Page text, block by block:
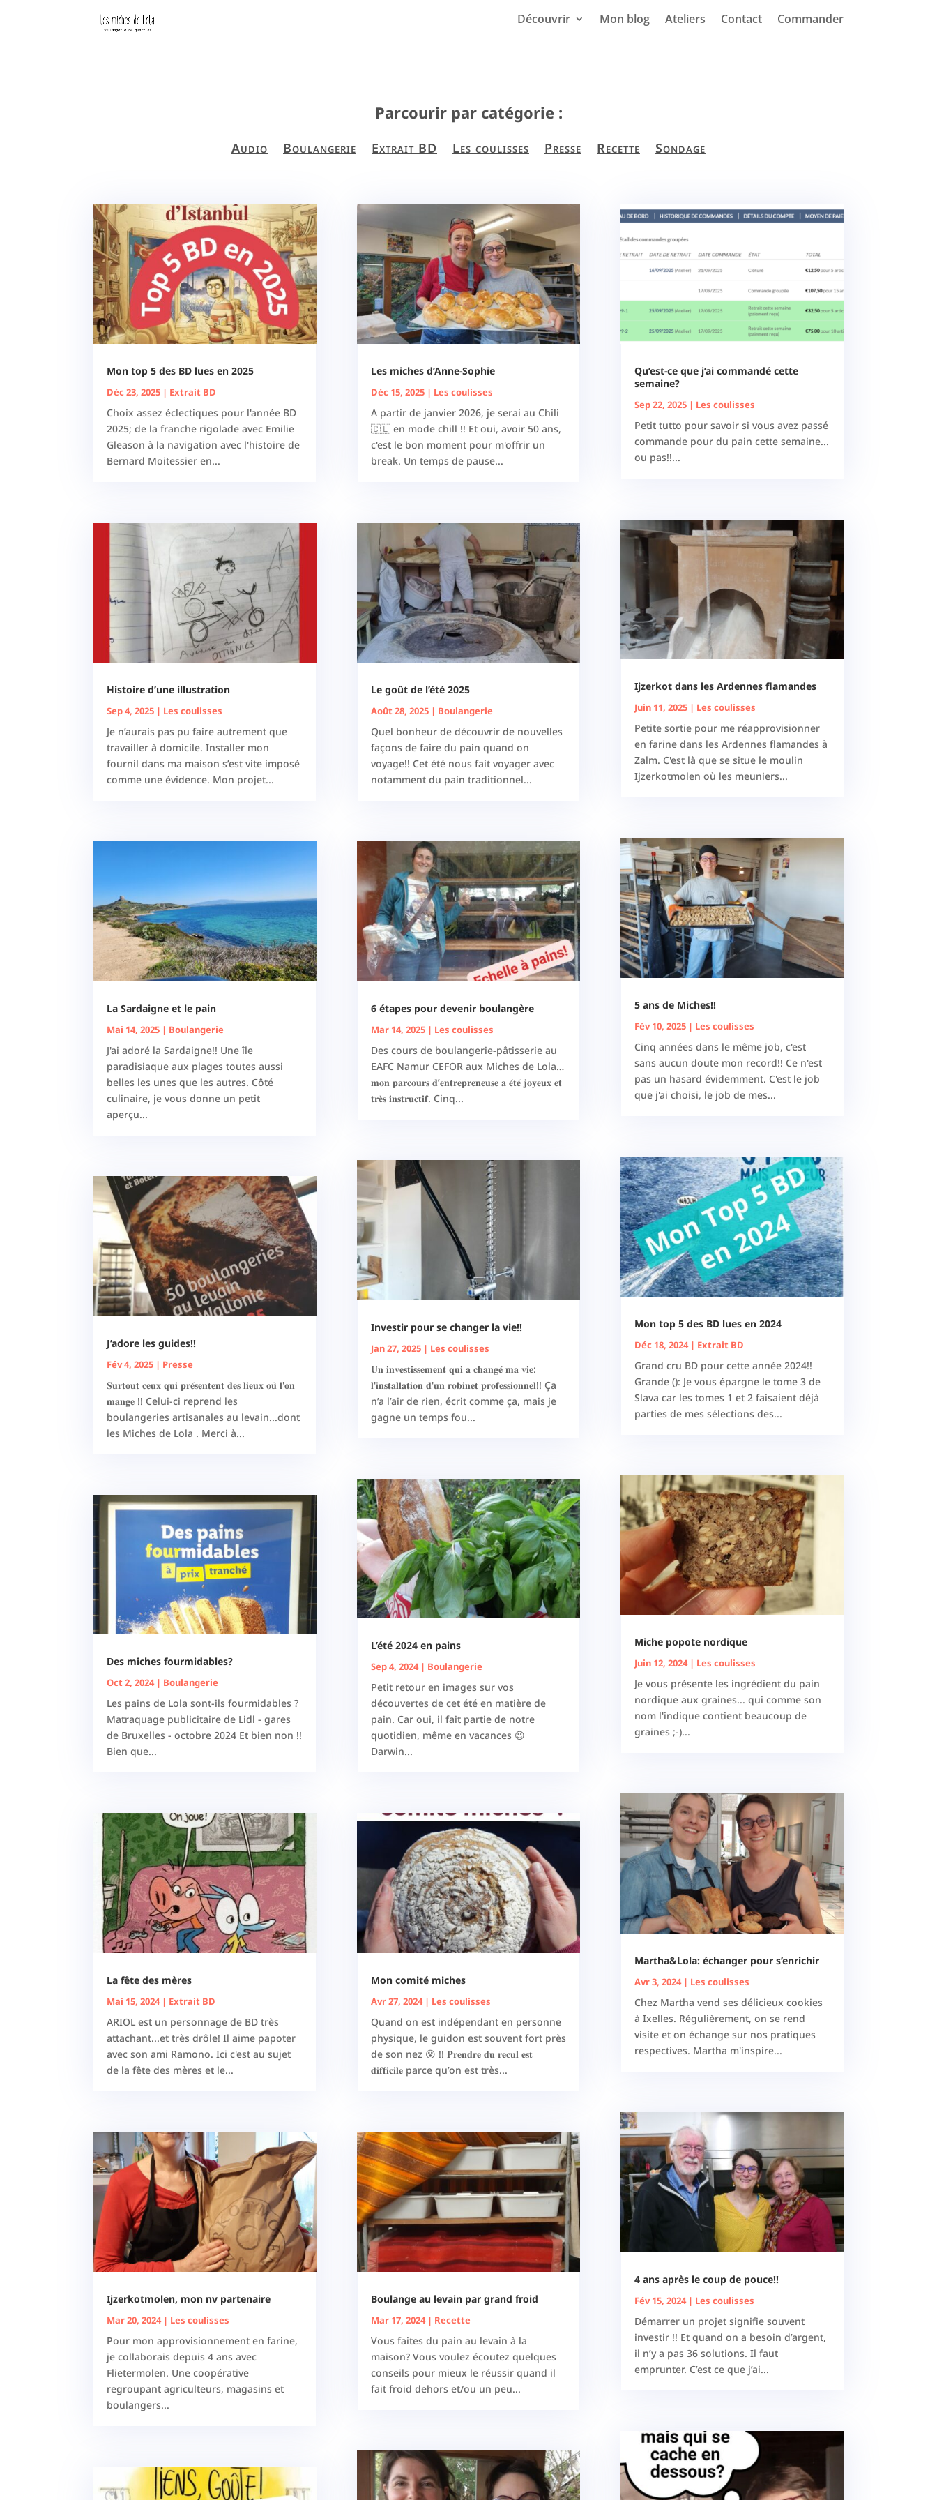
Découvrir Mon blog Ateliers Contact Commander
Parcourir par catégorie :
Audio Boulangerie Extrait BD Les coulisses Presse Recette Sondage
Mon top 5 des BD lues en 2025
Déc 23, 2025 | Extrait BD
Choix assez éclectiques pour l'année BD
2025; de la franche rigolade avec Emilie
Gleason à la navigation avec l'histoire de
Bernard Moitessier en...
Histoire d’une illustration
Sep 4, 2025 | Les coulisses
Je n’aurais pas pu faire autrement que
travailler à domicile. Installer mon
fournil dans ma maison s’est vite imposé
comme une évidence. Mon projet...
La Sardaigne et le pain
Mai 14, 2025 | Boulangerie
J'ai adoré la Sardaigne!! Une île
paradisiaque aux plages toutes aussi
belles les unes que les autres. Côté
culinaire, je vous donne un petit
aperçu...
J’adore les guides!!
Fév 4, 2025 | Presse
𝐒𝐮𝐫𝐭𝐨𝐮𝐭 𝐜𝐞𝐮𝐱 𝐪𝐮𝐢 𝐩𝐫𝐞́𝐬𝐞𝐧𝐭𝐞𝐧𝐭 𝐝𝐞𝐬 𝐥𝐢𝐞𝐮𝐱 𝐨𝐮̀ 𝐥'𝐨𝐧
𝐦𝐚𝐧𝐠𝐞 !! Celui-ci reprend les
boulangeries artisanales au levain...dont
les Miches de Lola . Merci à...
Des miches fourmidables?
Oct 2, 2024| Boulangerie
Les pains de Lola sont-ils fourmidables ?
Matraquage publicitaire de Lidl - gares
de Bruxelles - octobre 2024 Et bien non !!
Bien que...
La fête des mères
Mai 15, 2024| Extrait BD
ARIOL est un personnage de BD très
attachant...et très drôle! Il aime papoter
avec son ami Ramono. Ici c'est au sujet
de la fête des mères et le...
Ijzerkotmolen, mon nv partenaire
Mar 20, 2024| Les coulisses
Pour mon approvisionnement en farine,
je collaborais depuis 4 ans avec
Flietermolen. Une coopérative
regroupant agriculteurs, magasins et
boulangers...
Les miches d’Anne-Sophie
Déc 15, 2025| Les coulisses
A partir de janvier 2026, je serai au Chili
🇨🇱 en mode chill !! Et oui, avoir 50 ans,
c'est le bon moment pour m'offrir un
break. Un temps de pause...
Le goût de l’été 2025
Août 28, 2025| Boulangerie
Quel bonheur de découvrir de nouvelles
façons de faire du pain quand on
voyage!! Cet été nous fait voyager avec
notamment du pain traditionnel...
6 étapes pour devenir boulangère
Mar 14, 2025| Les coulisses
Des cours de boulangerie-pâtisserie au
EAFC Namur CEFOR aux Miches de Lola…
𝐦𝐨𝐧 𝐩𝐚𝐫𝐜𝐨𝐮𝐫𝐬 𝐝’𝐞𝐧𝐭𝐫𝐞𝐩𝐫𝐞𝐧𝐞𝐮𝐬𝐞 𝐚 𝐞́𝐭𝐞́ 𝐣𝐨𝐲𝐞𝐮𝐱 𝐞𝐭
𝐭𝐫𝐞̀𝐬 𝐢𝐧𝐬𝐭𝐫𝐮𝐜𝐭𝐢𝐟. Cinq...
Investir pour se changer la vie!!
Jan 27, 2025| Les coulisses
𝐔𝐧 𝐢𝐧𝐯𝐞𝐬𝐭𝐢𝐬𝐬𝐞𝐦𝐞𝐧𝐭 𝐪𝐮𝐢 𝐚 𝐜𝐡𝐚𝐧𝐠𝐞́ 𝐦𝐚 𝐯𝐢𝐞:
𝐥'𝐢𝐧𝐬𝐭𝐚𝐥𝐥𝐚𝐭𝐢𝐨𝐧 𝐝'𝐮𝐧 𝐫𝐨𝐛𝐢𝐧𝐞𝐭 𝐩𝐫𝐨𝐟𝐞𝐬𝐬𝐢𝐨𝐧𝐧𝐞𝐥!! Ça
n’a l’air de rien, écrit comme ça, mais je
gagne un temps fou...
L’été 2024 en pains
Sep 4, 2024| Boulangerie
Petit retour en images sur vos
découvertes de cet été en matière de
pain. Car oui, il fait partie de notre
quotidien, même en vacances 😉
Darwin...
Mon comité miches
Avr 27, 2024| Les coulisses
Quand on est indépendant en personne
physique, le guidon est souvent fort près
de son nez 😵 !! 𝐏𝐫𝐞𝐧𝐝𝐫𝐞 𝐝𝐮 𝐫𝐞𝐜𝐮𝐥 𝐞𝐬𝐭
𝐝𝐢𝐟𝐟𝐢𝐜𝐢𝐥𝐞 parce qu’on est très...
Boulange au levain par grand froid
Mar 17, 2024| Recette
Vous faites du pain au levain à la
maison? Vous voulez écoutez quelques
conseils pour mieux le réussir quand il
fait froid dehors et/ou un peu...
Qu’est-ce que j’ai commandé cette
semaine?
Sep 22, 2025| Les coulisses
Petit tutto pour savoir si vous avez passé
commande pour du pain cette semaine...
ou pas!!...
Ijzerkot dans les Ardennes flamandes
Juin 11, 2025| Les coulisses
Petite sortie pour me réapprovisionner
en farine dans les Ardennes flamandes à
Zalm. C'est là que se situe le moulin
Ijzerkotmolen où les meuniers...
5 ans de Miches!!
Fév 10, 2025| Les coulisses
Cinq années dans le même job, c'est
sans aucun doute mon record!! Ce n'est
pas un hasard évidemment. C'est le job
que j'ai choisi, le job de mes...
Mon top 5 des BD lues en 2024
Déc 18, 2024| Extrait BD
Grand cru BD pour cette année 2024!!
Grande (): Je vous épargne le tome 3 de
Slava car les tomes 1 et 2 faisaient déjà
parties de mes sélections des...
Miche popote nordique
Juin 12, 2024| Les coulisses
Je vous présente les ingrédient du pain
nordique aux graines... qui comme son
nom l'indique contient beaucoup de
graines ;-)...
Martha&Lola: échanger pour s’enrichir
Avr 3, 2024| Les coulisses
Chez Martha vend ses délicieux cookies
à Ixelles. Régulièrement, on se rend
visite et on échange sur nos pratiques
respectives. Martha m'inspire...
4 ans après le coup de pouce!!
Fév 15, 2024| Les coulisses
Démarrer un projet signifie souvent
investir !! Et quand on a besoin d’argent,
il n’y a pas 36 solutions. Il faut
emprunter. C’est ce que j’ai...